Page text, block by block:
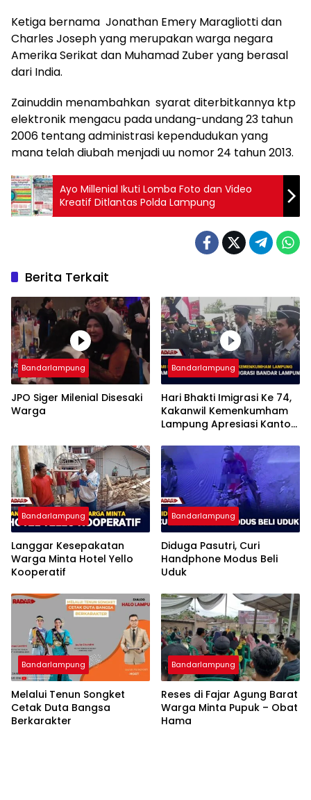
Ketiga bernama Jonathan Emery Maragliotti dan
Charles Joseph yang merupakan warga negara
Amerika Serikat dan Muhamad Zuber yang berasal
dari India.
Zainuddin menambahkan syarat diterbitkannya ktp
elektronik mengacu pada undang-undang 23 tahun
2006 tentang administrasi kependudukan yang
mana telah diubah menjadi uu nomor 24 tahun 2013.
Ayo Millenial Ikuti Lomba Foto dan Video
Kreatif Ditlantas Polda Lampung
Berita Terkait
Bandarlampung
JPO Siger Milenial Disesaki
Warga
Bandarlampung
Hari Bhakti Imigrasi Ke 74,
Kakanwil Kemenkumham
Lampung Apresiasi Kantor
Bandarlampung
Langgar Kesepakatan
Warga Minta Hotel Yello
Kooperatif
Bandarlampung
Diduga Pasutri, Curi
Handphone Modus Beli
Uduk
Bandarlampung
Melalui Tenun Songket
Cetak Duta Bangsa
Berkarakter
Bandarlampung
Reses di Fajar Agung Barat
Warga Minta Pupuk – Obat
Hama